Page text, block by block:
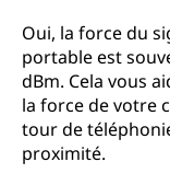
Oui, la force du
portable est
dBm. Cela vous
la force de votre
tour de
proximité.